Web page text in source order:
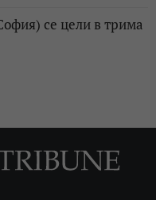
се цели в трима